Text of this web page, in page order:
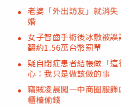
老婆「外出訪友」就消
婚
女子智齒手術後冰敷被
翻約1.56萬台幣罰單
疑自閉症患者結帳做「
心：我只是做該做的事
竊賊凌晨闖一中商圈服
櫃檯偷錢